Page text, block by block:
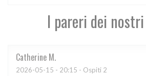
I pareri dei
Catherine M
2026-05-15 - 20:15 - Ospiti 2